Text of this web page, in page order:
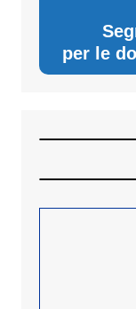
per le